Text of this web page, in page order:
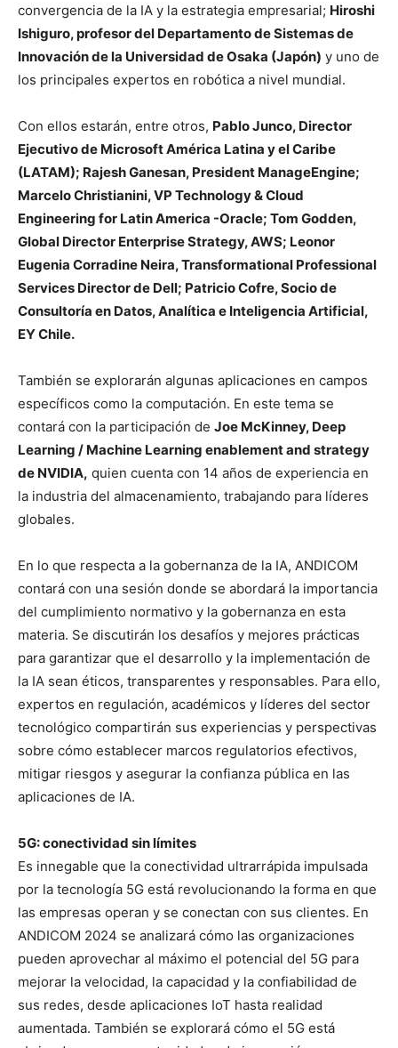
convergencia de la IA y la estrategia empresarial; Hiroshi
Ishiguro, profesor del Departamento de Sistemas de
Innovación de la Universidad de Osaka (Japón) y uno de
los principales expertos en robótica a nivel mundial.
Con ellos estarán, entre otros, Pablo Junco, Director
Ejecutivo de Microsoft América Latina y el Caribe
(LATAM); Rajesh Ganesan, President ManageEngine;
Marcelo Christianini, VP Technology & Cloud
Engineering for Latin America -Oracle; Tom Godden,
Global Director Enterprise Strategy, AWS; Leonor
Eugenia Corradine Neira, Transformational Professional
Services Director de Dell; Patricio Cofre, Socio de
Consultoría en Datos, Analítica e Inteligencia Artificial,
EY Chile.
También se explorarán algunas aplicaciones en campos
específicos como la computación. En este tema se
contará con la participación de Joe McKinney, Deep
Learning / Machine Learning enablement and strategy
de NVIDIA, quien cuenta con 14 años de experiencia en
la industria del almacenamiento, trabajando para líderes
globales.
En lo que respecta a la gobernanza de la IA, ANDICOM
contará con una sesión donde se abordará la importancia
del cumplimiento normativo y la gobernanza en esta
materia. Se discutirán los desafíos y mejores prácticas
para garantizar que el desarrollo y la implementación de
la IA sean éticos, transparentes y responsables. Para ello,
expertos en regulación, académicos y líderes del sector
tecnológico compartirán sus experiencias y perspectivas
sobre cómo establecer marcos regulatorios efectivos,
mitigar riesgos y asegurar la confianza pública en las
aplicaciones de IA.
5G: conectividad sin límites
Es innegable que la conectividad ultrarrápida impulsada
por la tecnología 5G está revolucionando la forma en que
las empresas operan y se conectan con sus clientes. En
ANDICOM 2024 se analizará cómo las organizaciones
pueden aprovechar al máximo el potencial del 5G para
mejorar la velocidad, la capacidad y la confiabilidad de
sus redes, desde aplicaciones IoT hasta realidad
aumentada. También se explorará cómo el 5G está